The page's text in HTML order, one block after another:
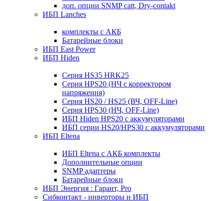
доп. опции SNMP catt, Dry-contakt
ИБП Lanches
комплекты с АКБ
Батарейные блоки
ИБП East Power
ИБП Hiden
Серия HS35 HRK25
Серия HPS20 (НЧ с корректором
напряжения)
Серия HS20 / HS25 (ВЧ, OFF-Line)
Серия HPS30 (НЧ, OFF-Line)
ИБП Hiden HPS20 с аккумуляторами
ИБП серии HS20/HPS30 с аккумуляторами
ИБП Eltena
ИБП Eltena с АКБ комплекты
Дополнительные опции
SNMP адаптеры
Батарейные блоки
ИБП Энергия : Гарант, Pro
Сибконтакт - инверторы и ИБП